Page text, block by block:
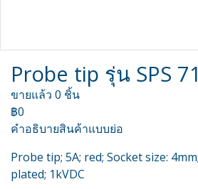
Probe tip รุ่น SPS
ขายแล้ว 0 ชิ้น
฿0
คำอธิบายสินค้าแบบย่อ
Probe tip; 5A; red; Socket size:
plated; 1kVDC